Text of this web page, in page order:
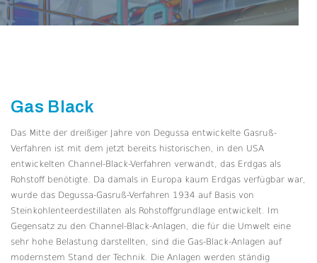
Gas Black
Das Mitte der dreißiger Jahre von Degussa entwickelte Gasruß-
Verfahren ist mit dem jetzt bereits historischen, in den USA
entwickelten Channel-Black-Verfahren verwandt, das Erdgas als
Rohstoff benötigte. Da damals in Europa kaum Erdgas verfügbar war,
wurde das Degussa-Gasruß-Verfahren 1934 auf Basis von
Steinkohlenteerdestillaten als Rohstoffgrundlage entwickelt. Im
Gegensatz zu den Channel-Black-Anlagen, die für die Umwelt eine
sehr hohe Belastung darstellten, sind die Gas-Black-Anlagen auf
modernstem Stand der Technik. Die Anlagen werden ständig